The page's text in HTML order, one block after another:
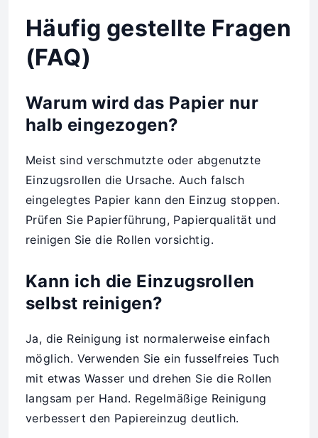
Häufig gestellte Fragen
(FAQ)
Warum wird das Papier nur
halb eingezogen?
Meist sind verschmutzte oder abgenutzte
Einzugsrollen die Ursache. Auch falsch
eingelegtes Papier kann den Einzug stoppen.
Prüfen Sie Papierführung, Papierqualität und
reinigen Sie die Rollen vorsichtig.
Kann ich die Einzugsrollen
selbst reinigen?
Ja, die Reinigung ist normalerweise einfach
möglich. Verwenden Sie ein fusselfreies Tuch
mit etwas Wasser und drehen Sie die Rollen
langsam per Hand. Regelmäßige Reinigung
verbessert den Papiereinzug deutlich.